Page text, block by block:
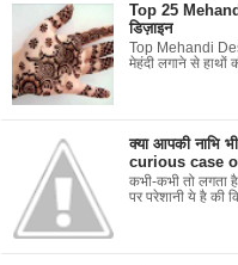
Top 25
डिज़ाइन
Top Mehandi
मेहंदी लगाने से हाथों
क्या आपकी नाभि
curious case
कभी-कभी तो लगता
पर परेशानी ये है की